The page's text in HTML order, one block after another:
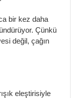
bir kez daha
Çünkü
değil, çağın
eleştirisiyle